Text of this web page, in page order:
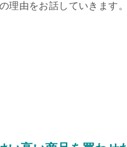
理由をお話していきます